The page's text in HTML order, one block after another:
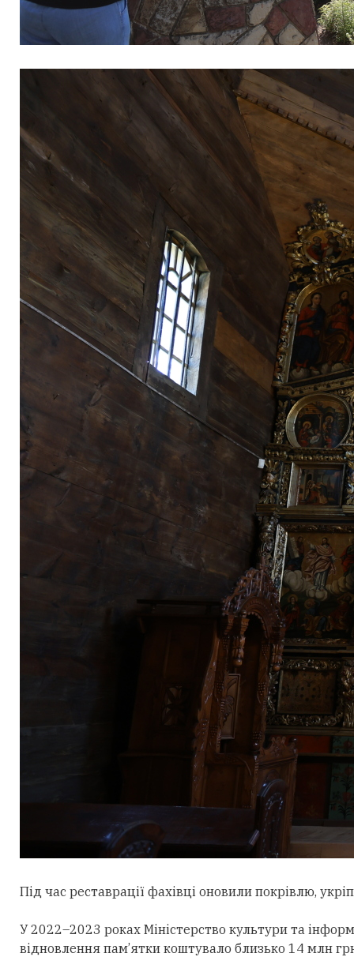
Під час реставрації фахівці оновили покрівлю,
У 2022–2023 роках Міністерство культури та
відновлення пам’ятки коштувало близько 14 млн